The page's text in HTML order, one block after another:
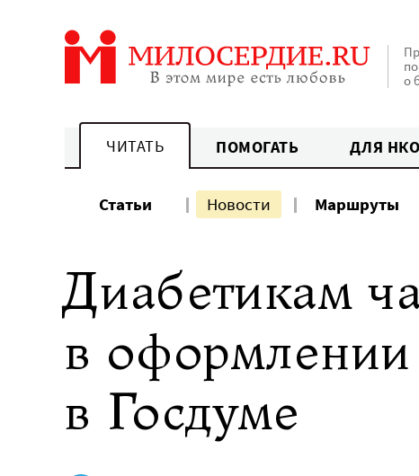
о
ЧИТАТЬ ПОМОГАТЬ ДЛЯ НКО
Статьи Новости Маршруты
Диабетикам
в оформлении
в Госдуме